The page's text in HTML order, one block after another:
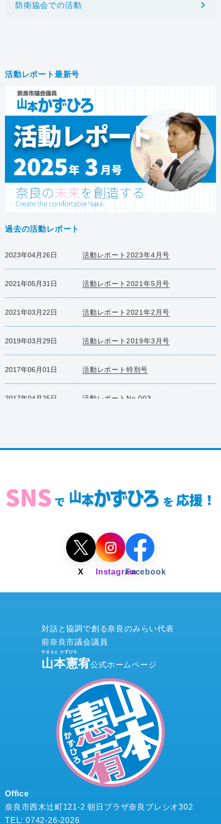
防衛協会での活動
活動レポート最新号
過去の活動レポート
2023年04月26日 活動レポート2023年4月号
2021年05月31日 活動レポート2021年5月号
2021年03月22日 活動レポート2021年2月号
2019年03月29日 活動レポート2019年3月号
2017年06月01日 活動レポート特別号
2017年04月25日 活動レポートNo.003
対話と協調で創る奈良のみらい代表
前奈良市議会議員
山本憲宥公式ホームページ
Office
奈良市西木辻町121-2 朝日プラザ奈良プレシオ302
TEL: 0742-26-2026